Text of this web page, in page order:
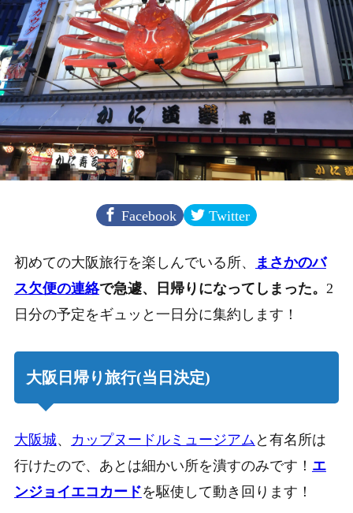
Facebook Twitter
初めての大阪旅行を楽しんでいる所、
まさかのバ
ス欠便の連絡で急遽、日帰りになってしまった。 2
日分の予定をギュッと一日分に集約します！
大阪日帰り旅行(当日決定)
大阪城、 カップヌードルミュージアム と有名所は
行けたので、あとは細かい所を潰すのみです！ エ
ンジョイエコカードを駆使して動き回ります！